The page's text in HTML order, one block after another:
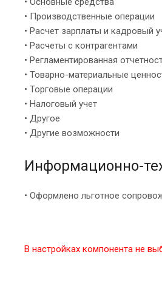
• Производственные операции
• Расчет зарплаты и кадровый
• Расчеты с контрагентами
• Регламентированная
• Товарно-материальные
• Торговые операции
• Налоговый учет
• Другое
• Другие возможности
Информационно-
• Оформлено льготное
В настройках компонента не